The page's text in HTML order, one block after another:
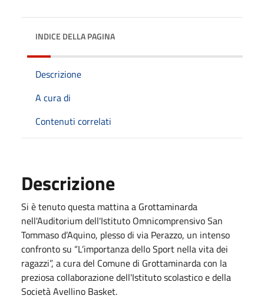
INDICE DELLA PAGINA
Descrizione
A cura di
Contenuti correlati
Descrizione
Si è tenuto questa mattina a Grottaminarda
nell'Auditorium dell'Istituto Omnicomprensivo San
Tommaso d’Aquino, plesso di via Perazzo, un intenso
confronto su “L’importanza dello Sport nella vita dei
ragazzi”, a cura del Comune di Grottaminarda con la
preziosa collaborazione dell'Istituto scolastico e della
Società Avellino Basket.